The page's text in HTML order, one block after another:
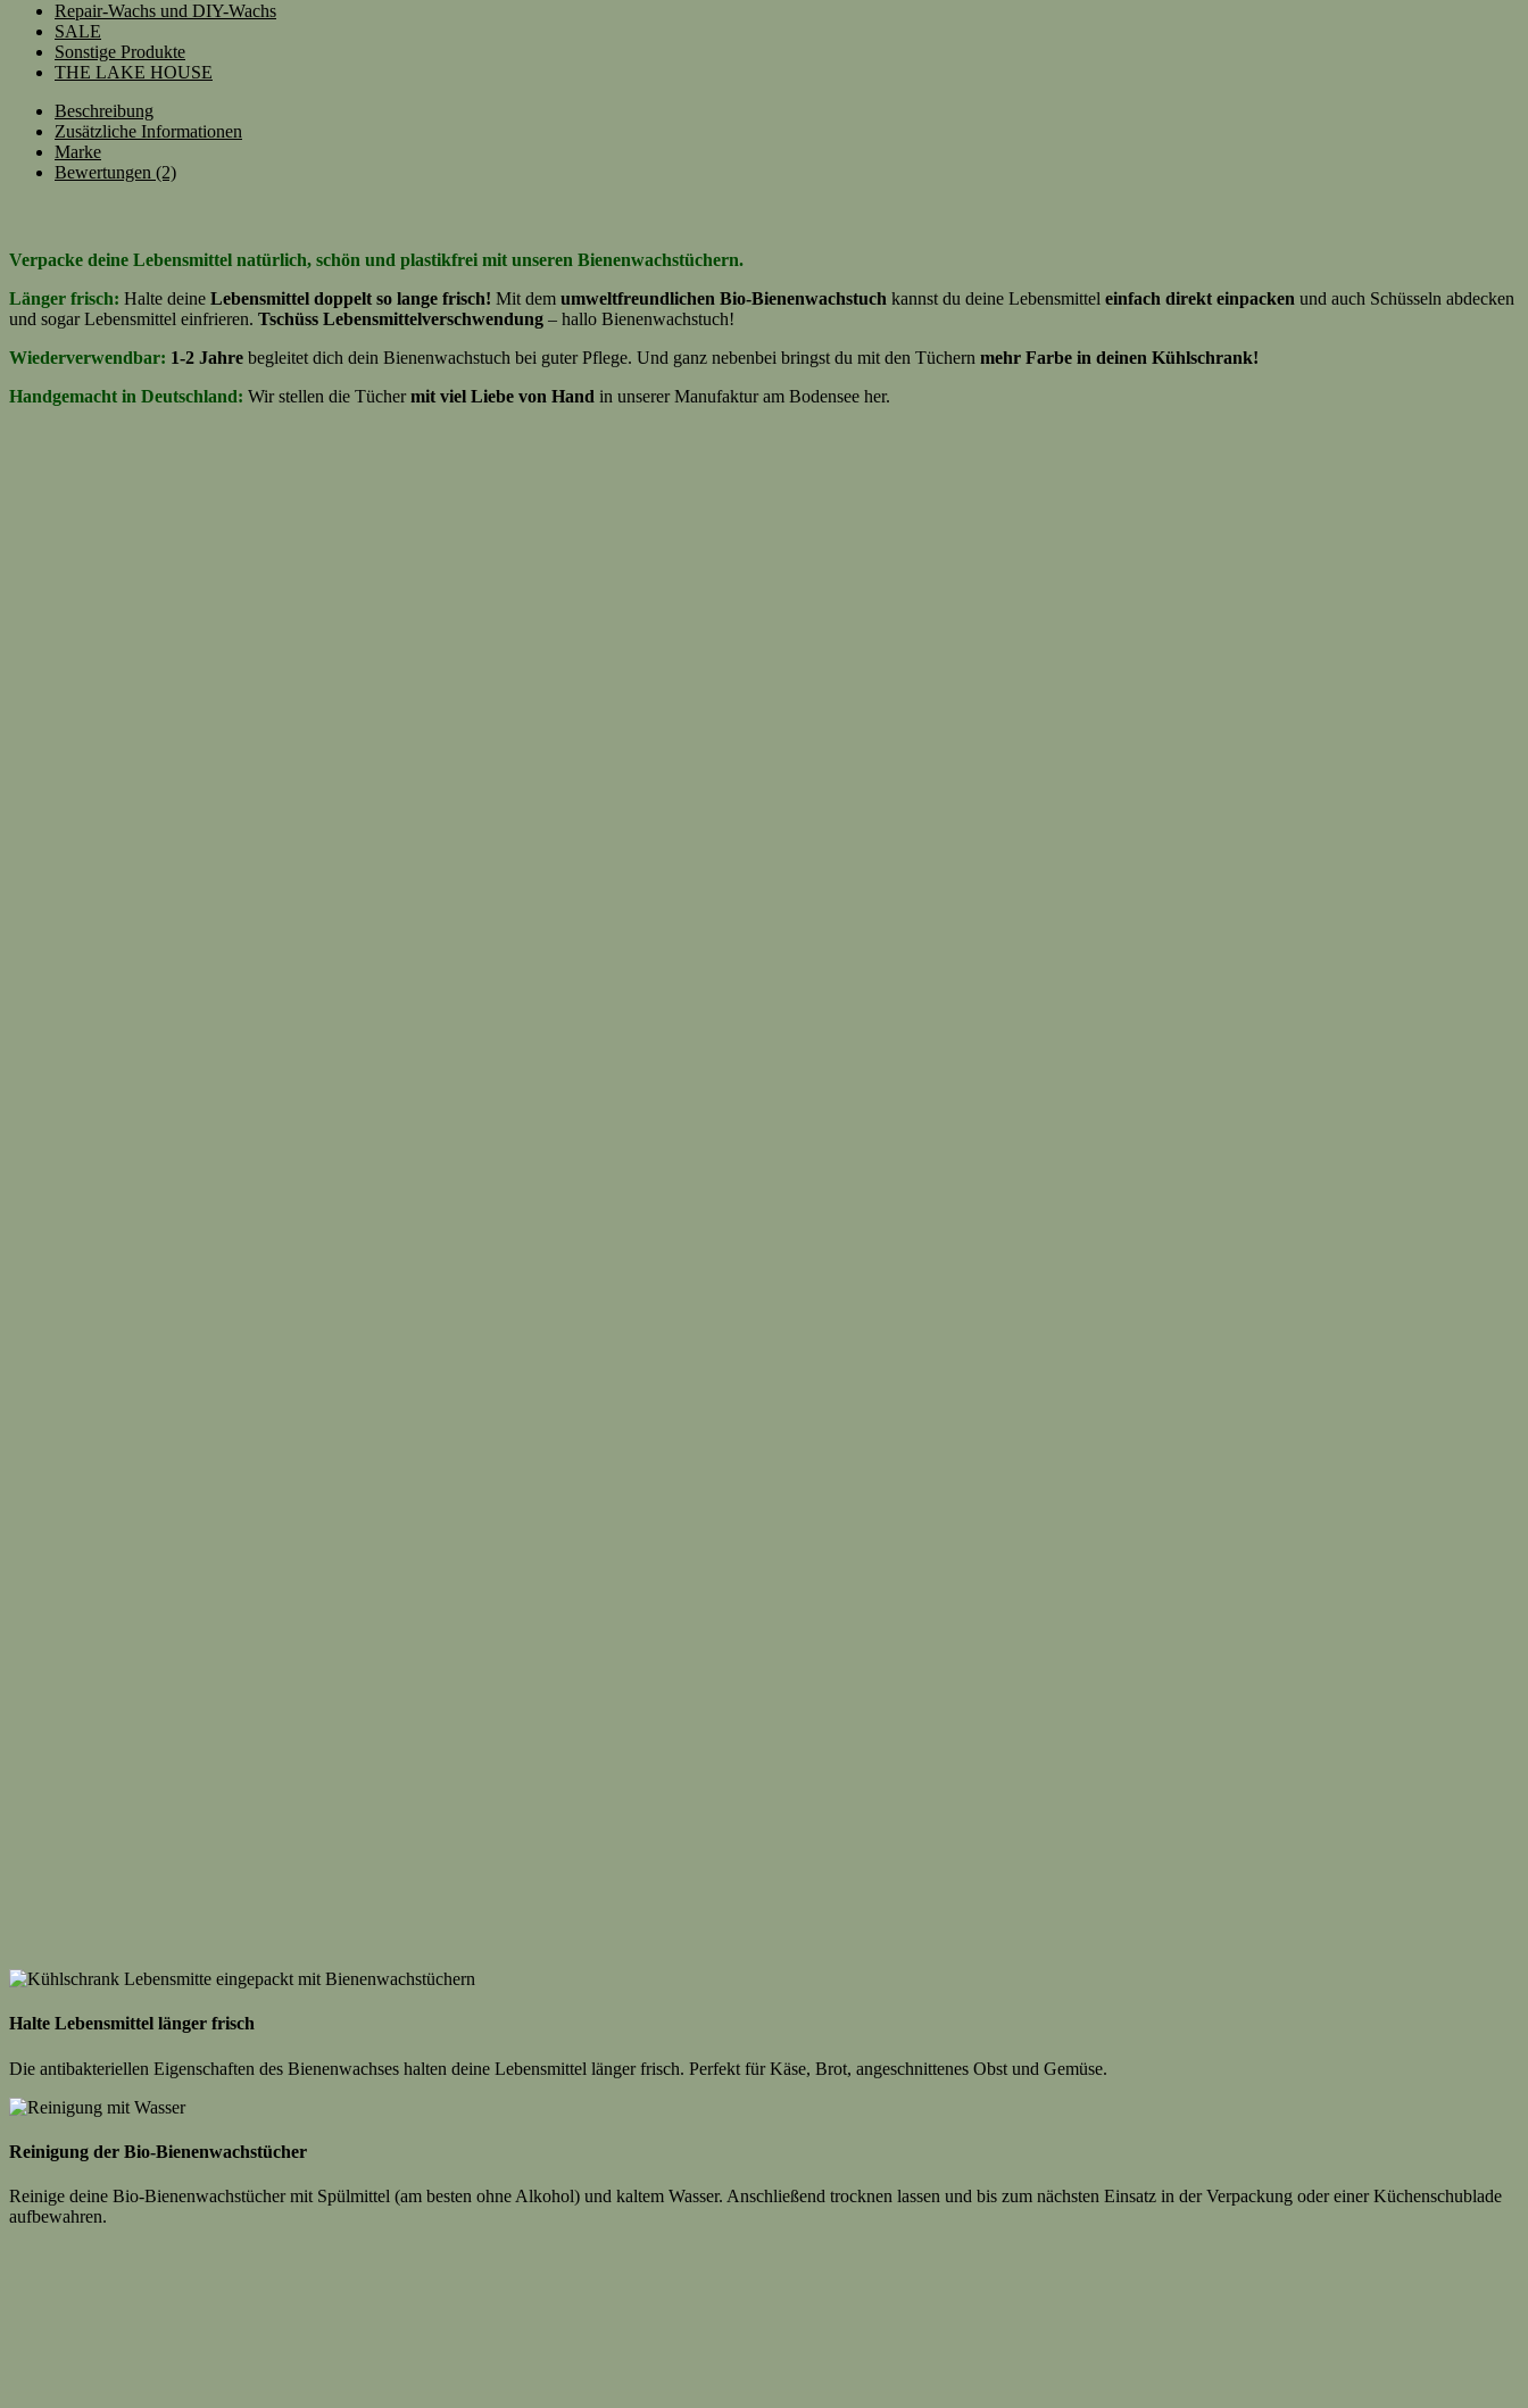
Repair-Wachs und DIY-Wachs
SALE
Sonstige Produkte
THE LAKE HOUSE
Beschreibung
Zusätzliche Informationen
Marke
Bewertungen (2)
Verpacke deine Lebensmittel natürlich, schön und plastikfrei mit unseren Bienenwachstüchern.
Länger frisch: Halte deine Lebensmittel doppelt so lange frisch! Mit dem umweltfreundlichen Bio-Bienenwachstuch kannst du deine Lebensmittel einfach direkt einpacken und auch Schüsseln abdecken
und sogar Lebensmittel einfrieren. Tschüss Lebensmittelverschwendung – hallo Bienenwachstuch!
Wiederverwendbar: 1-2 Jahre begleitet dich dein Bienenwachstuch bei guter Pflege. Und ganz nebenbei bringst du mit den Tüchern mehr Farbe in deinen Kühlschrank!
Handgemacht in Deutschland: Wir stellen die Tüchermit viel Liebe von Hand in unserer Manufaktur am Bodensee her.
Halte Lebensmittel länger frisch
Die antibakteriellen Eigenschaften des Bienenwachses halten deine Lebensmittel länger frisch. Perfekt für Käse, Brot, angeschnittenes Obst und Gemüse.
Reinigung der Bio-Bienenwachstücher
Reinige deine Bio-Bienenwachstücher mit Spülmittel (am besten ohne Alkohol) und kaltem Wasser. Anschließend trocknen lassen und bis zum nächsten Einsatz in der Verpackung oder einer Küchenschublade
aufbewahren.